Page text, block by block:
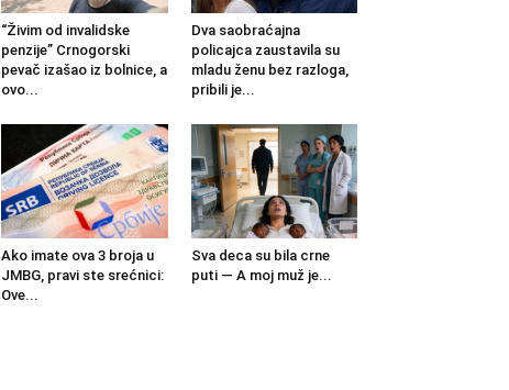
“Živim od invalidske
penzije” Crnogorski
pevač izašao iz bolnice, a
ovo...
Dva saobraćajna
policajca zaustavila su
mladu ženu bez razloga,
pribili je...
Ako imate ova 3 broja u
JMBG, pravi ste srećnici:
Ove...
Sva deca su bila crne
puti — A moj muž je...